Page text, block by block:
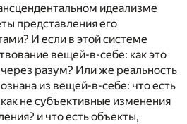
идеализме
представления его
И если в этой системе
вещей-в-себе: как это
разум? Или же реальность
из вещей-в-себе: что есть
не субъективные изменения
и что есть объекты,